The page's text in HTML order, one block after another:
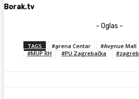
Borak.tv
- Oglas -
TAGS #arena Centar #Avenue Mall
#MUP RH
#PU Zagrebačka #zagreb